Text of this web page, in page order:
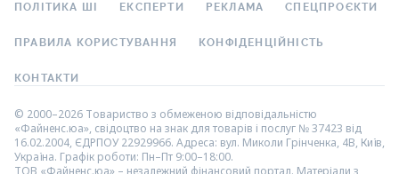
ПОЛІТИКА ШІ ЕКСПЕРТИ РЕКЛАМА СПЕЦПРОЄКТИ
ПРАВИЛА КОРИСТУВАННЯ КОНФІДЕНЦІЙНІСТЬ
КОНТАКТИ
© 2000–2026 Товариство з обмеженою відповідальністю
«Файненс.юа», свідоцтво на знак для товарів і послуг № 37423 від
16.02.2004, ЄДРПОУ 22929966. Адреса: вул. Миколи Грінченка, 4В, Київ,
Україна. Графік роботи: Пн–Пт 9:00–18:00.
ТОВ «Файненс.юа» – незалежний фінансовий портал. Матеріали з